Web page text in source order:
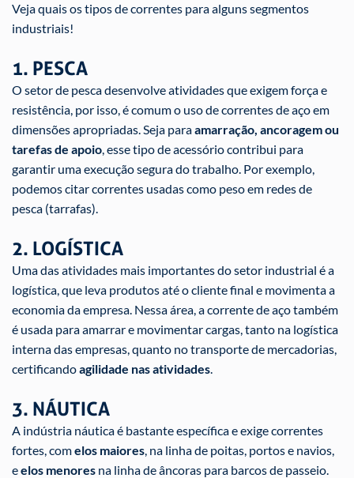
Veja quais os tipos de correntes para alguns segmentos
industriais!
1. PESCA
O setor de pesca desenvolve atividades que exigem força e
resistência, por isso, é comum o uso de correntes de aço em
dimensões apropriadas. Seja paraamarração, ancoragem ou
tarefas de apoio, esse tipo de acessório contribui para
garantir uma execução segura do trabalho. Por exemplo,
podemos citar correntes usadas como peso em redes de
pesca (tarrafas).
2. LOGÍSTICA
Uma das atividades mais importantes do setor industrial é a
logística, que leva produtos até o cliente final e movimenta a
economia da empresa. Nessa área, a corrente de aço também
é usada paraamarrar e movimentar cargas, tanto na logística
interna das empresas, quanto no transporte de mercadorias,
certificandoagilidade nas atividades.
3. NÁUTICA
A indústria náutica é bastante específica e exige correntes
fortes, comelos maiores, na linha de poitas, portos e navios,
eelos menores na linha de âncoras para barcos de passeio.